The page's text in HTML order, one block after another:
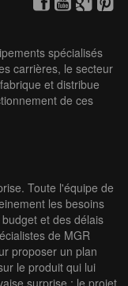
Les Métaux
en envoyant votre
votre
vous de lire
nécessaires afin
Ltéepuisse exercer
cadre du dépôt
d’embauche.
spécialisés
carrières, le secteur
et distribue
de ces
Toute l'équipe de
les besoins
et des délais
de MGR
proposer un plan
le produit qui lui